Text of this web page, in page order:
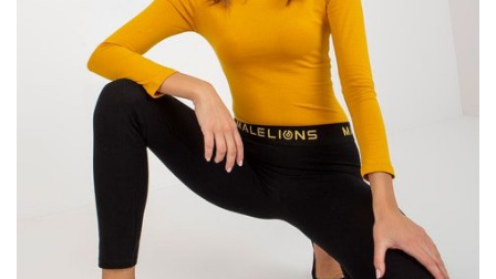
jakości materiałów. To z pewnością gwarantuje ich trwałość i
komfort użytkowania. Dodatkowo, neutralny kolor khaki …